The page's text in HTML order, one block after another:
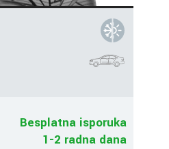
Besplatna isporuka
1-2 radna dana